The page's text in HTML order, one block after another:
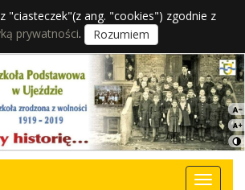
"ciasteczek"(z ang. "cookies") zgodnie z
prywatności. Rozumiem